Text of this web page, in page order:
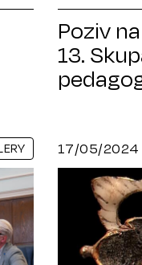
Poziv
13.
17/05/2024